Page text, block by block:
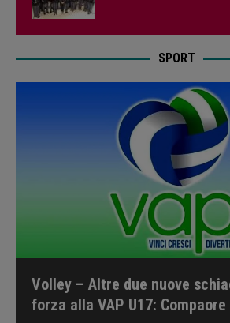
SPORT
Volley – Altre due nuove
forza alla VAP U17: